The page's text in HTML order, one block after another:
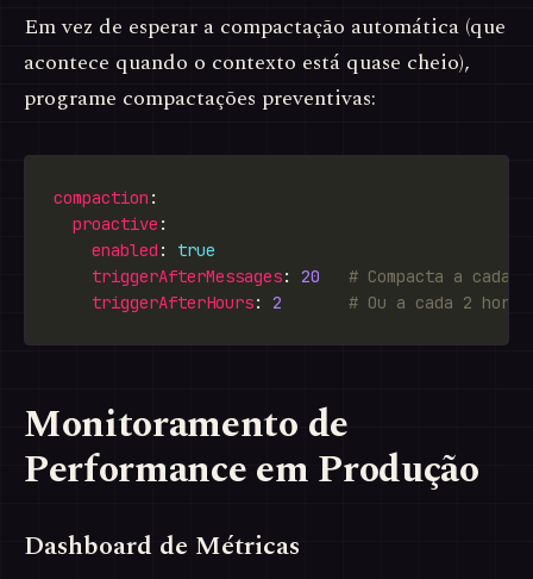
Em vez de esperar a compactação automática (que
acontece quando o contexto está quase cheio),
programe compactações preventivas:
compaction
proactive
enabled : true
triggerAfterMessages: 20
# Compacta a cada
triggerAfterHours: 2 # Ou a cada 2 horas
Monitoramento de
Performance em Produção
Dashboard de Métricas